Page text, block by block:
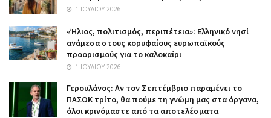
1 ΙΟΥΛΊΟΥ 2026
«Ήλιος, πολιτισμός, περιπέτεια»: Ελληνικό νησί
ανάμεσα στους κορυφαίους ευρωπαϊκούς
προορισμούς για το καλοκαίρι
1 ΙΟΥΛΊΟΥ 2026
Γερουλάνος: Αν τον Σεπτέμβριο παραμένει το
ΠΑΣΟΚ τρίτο, θα πούμε τη γνώμη μας στα όργανα,
όλοι κρινόμαστε από τα αποτελέσματα